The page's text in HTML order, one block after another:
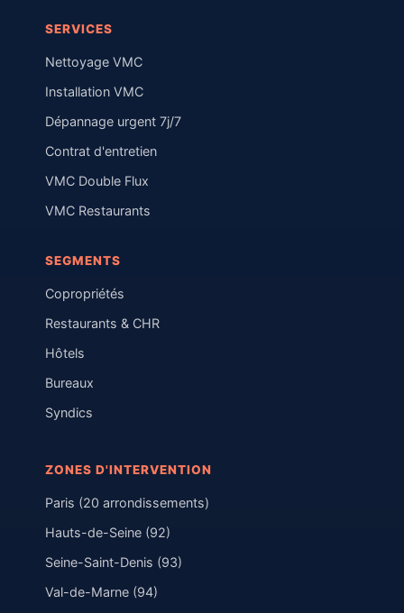
SERVICES
Nettoyage VMC
Installation VMC
Dépannage urgent 7j/7
Contrat d'entretien
VMC Double Flux
VMC Restaurants
SEGMENTS
Copropriétés
Restaurants & CHR
Hôtels
Bureaux
Syndics
ZONES D'INTERVENTION
Paris (20 arrondissements)
Hauts-de-Seine (92)
Seine-Saint-Denis (93)
Val-de-Marne (94)